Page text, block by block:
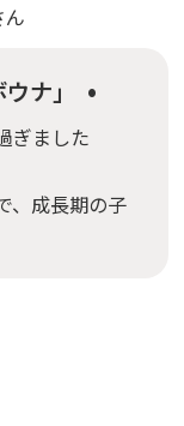
ん
ナ」
ぎました
、成長期の子